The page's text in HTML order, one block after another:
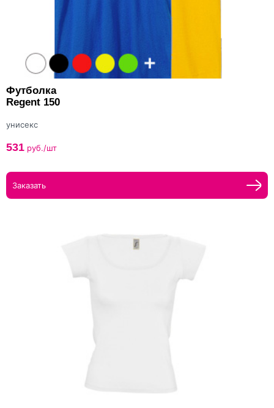
Футболка
Regent 150
унисекс
531 руб./шт
Заказать